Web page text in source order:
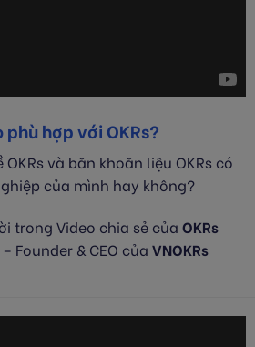
hợp với OKRs?
và băn khoăn liệu OKRs có
của mình hay không?
trong Video chia sẻ của OKRs
– Founder & CEO của VNOKRs